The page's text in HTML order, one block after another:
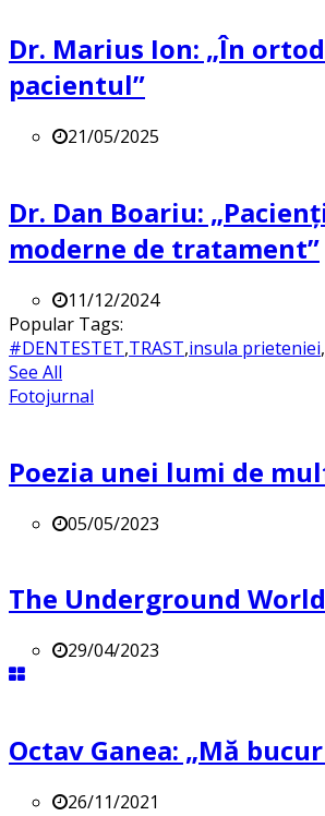
Dr. Marius Ion: „În
pacientul”
21/05/2025
Dr. Dan Boariu:
moderne de tratament”
11/12/2024
Popular Tags:
#DENTESTET,TRAST,insula prieteniei,
See All
Fotojurnal
Poezia unei lumi de
05/05/2023
The Underground World
29/04/2023
Octav Ganea: „Mă
26/11/2021